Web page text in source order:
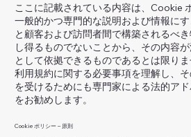
ここに記載されている内容は、Cookie
一般的かつ専門的な説明および情報に
と顧客および訪問者間で構築されるべ
し得るものでないことから、その内容
として依拠できるものであるとは限り
利用規約に関する必要事項を理解し、
を受けるためにも専門家による法的ア
をお勧めします。
Cookie ポリシー – 原則